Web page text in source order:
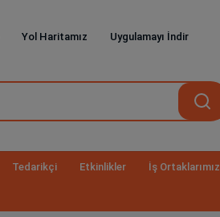
Yol Haritamız Uygulamayı İndir
Tedarikçi Etkinlikler İş Ortaklarımız